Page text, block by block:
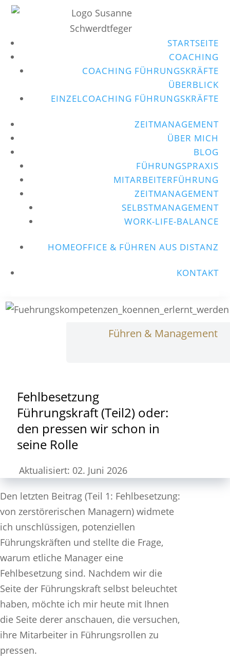
STARTSEITE
COACHING
COACHING FÜHRUNGSKRÄFTE
ÜBERBLICK
EINZELCOACHING FÜHRUNGSKRÄFTE
ZEITMANAGEMENT
ÜBER MICH
BLOG
FÜHRUNGSPRAXIS
MITARBEITERFÜHRUNG
ZEITMANAGEMENT
SELBSTMANAGEMENT
WORK-LIFE-BALANCE
HOMEOFFICE & FÜHREN AUS DISTANZ
KONTAKT
Führen & Management
Fehlbesetzung
Führungskraft (Teil2) oder:
den pressen wir schon in
seine Rolle
Aktualisiert: 02. Juni 2026
Den letzten Beitrag (Teil 1: Fehlbesetzung:
von zerstörerischen Managern) widmete
ich unschlüssigen, potenziellen
Führungskräften und stellte die Frage,
warum etliche Manager eine
Fehlbesetzung sind. Nachdem wir die
Seite der Führungskraft selbst beleuchtet
haben, möchte ich mir heute mit Ihnen
die Seite derer anschauen, die versuchen,
ihre Mitarbeiter in Führungsrollen zu
pressen.